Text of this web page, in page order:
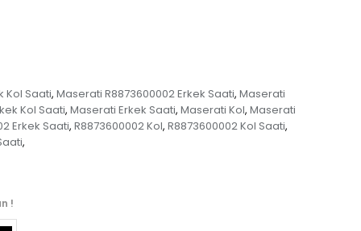
Kol Saati, Maserati R8873600002 Erkek Saati, Maserati
Kol Saati, Maserati Erkek Saati, Maserati Kol, Maserati
Erkek Saati, R8873600002 Kol, R8873600002 Kol Saati,
,
!